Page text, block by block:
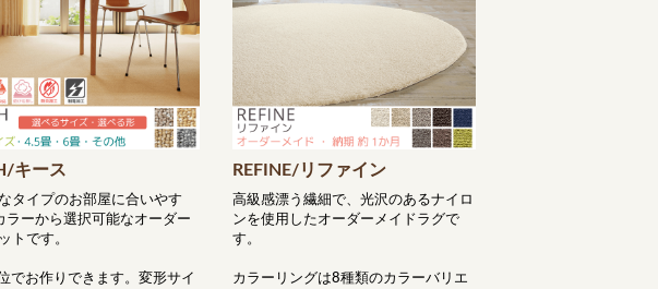
キース
タイプのお部屋に合いやす
ラーから選択可能なオーダー
トです。
でお作りできます。変形サイ
REFINE/リファイン
高級感漂う繊細で、光沢のあるナイロ
ンを使用したオーダーメイドラグで
す。
カラーリングは8種類のカラーバリエ